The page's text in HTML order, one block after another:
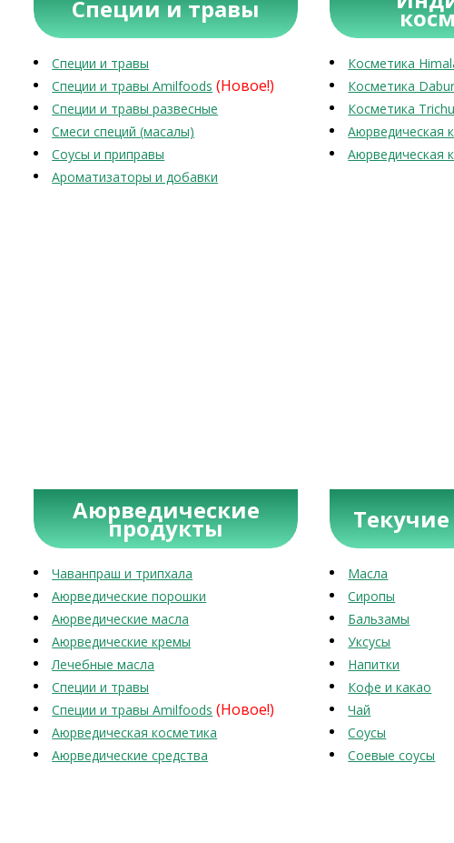
Специи и травы
Специи и травы
Специи и травы Amilfoods (Новое!)
Специи и травы развесные
Смеси специй (масалы)
Соусы и приправы
Ароматизаторы и добавки
Косметика
Косметика Dabur
Косметика
Аюрведическая
Аюрведическая
Аюрведические
продукты
Чаванпраш и трипхала
Аюрведические порошки
Аюрведические масла
Аюрведические кремы
Лечебные масла
Специи и травы
Специи и травы Amilfoods (Новое!)
Аюрведическая косметика
Аюрведические средства
Масла
Сиропы
Бальзамы
Уксусы
Напитки
Кофе и какао
Чай
Соусы
Соевые соусы